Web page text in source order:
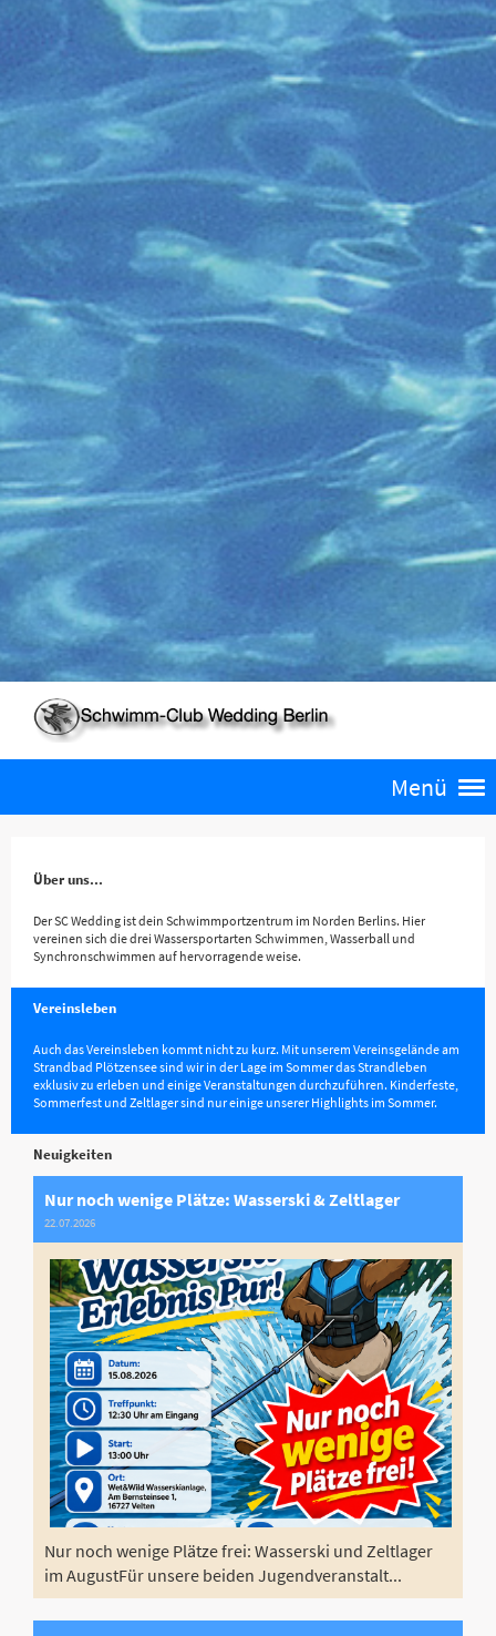
Menü
Über uns...
Der SC Wedding ist dein Schwimmportzentrum im Norden Berlins. Hier
vereinen sich die drei Wassersportarten Schwimmen, Wasserball und
Synchronschwimmen auf hervorragende weise.
Vereinsleben
Auch das Vereinsleben kommt nicht zu kurz. Mit unserem Vereinsgelände am
Strandbad Plötzensee sind wir in der Lage im Sommer das Strandleben
exklusiv zu erleben und einige Veranstaltungen durchzuführen. Kinderfeste,
Sommerfest und Zeltlager sind nur einige unserer Highlights im Sommer.
Neuigkeiten
Nur noch wenige Plätze: Wasserski & Zeltlager
22.07.2026
Nur noch wenige Plätze frei: Wasserski und Zeltlager
im AugustFür unsere beiden Jugendveranstalt...